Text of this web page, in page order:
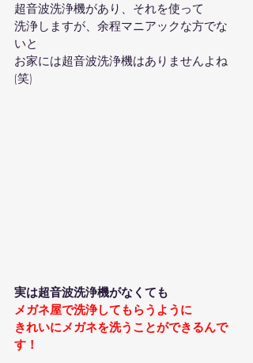
超音波洗浄機があり、それを使って
洗浄しますが、余程マニアックな方でな
いと
お家には超音波洗浄機はありませんよね
(笑)
実は超音波洗浄機がなくても
メガネ屋で洗浄してもらうように
きれいにメガネを洗うことができるんで
す！